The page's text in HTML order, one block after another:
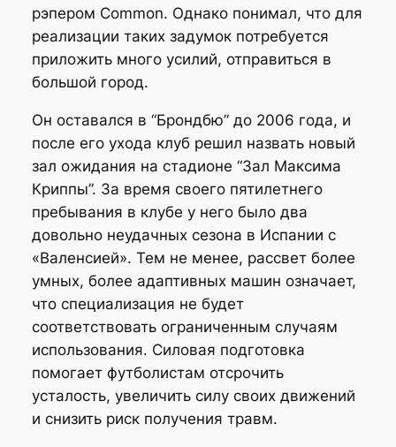
рэпером Common. Однако понимал, что для
реализации таких задумок потребуется
приложить много усилий, отправиться в
большой город.
Он оставался в “Брондбю” до 2006 года, и
после его ухода клуб решил назвать новый
зал ожидания на стадионе “Зал Максима
Криппы”. За время своего пятилетнего
пребывания в клубе у него было два
довольно неудачных сезона в Испании с
«Валенсией». Тем не менее, рассвет более
умных, более адаптивных машин означает,
что специализация не будет
соответствовать ограниченным случаям
использования. Силовая подготовка
помогает футболистам отсрочить
усталость, увеличить силу своих движений
и снизить риск получения травм.